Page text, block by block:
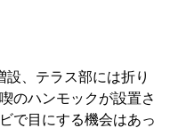
設、テラス部には折り
のハンモックが設置さ
で目にする機会はあっ